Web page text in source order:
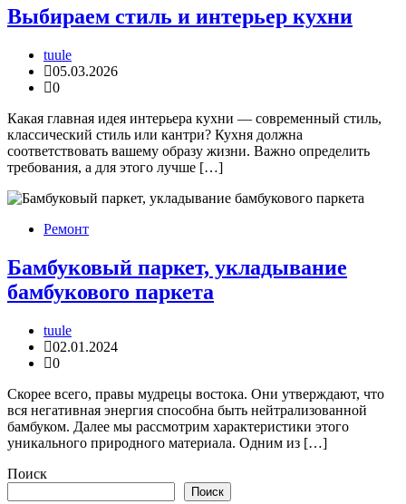
Выбираем стиль и интерьер кухни
tuule
05.03.2026
0
Какая главная идея интерьера кухни — современный стиль,
классический стиль или кантри? Кухня должна
соответствовать вашему образу жизни. Важно определить
требования, а для этого лучше […]
Ремонт
Бамбуковый паркет, укладывание
бамбукового паркета
tuule
02.01.2024
0
Скорее всего, правы мудрецы востока. Они утверждают, что
вся негативная энергия способна быть нейтрализованной
бамбуком. Далее мы рассмотрим характеристики этого
уникального природного материала. Одним из […]
Поиск
Поиск